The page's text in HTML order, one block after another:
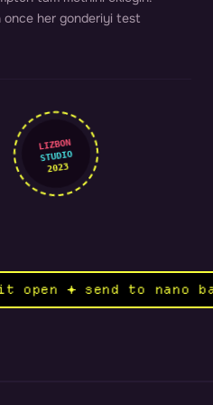
once her gonderiyi test
LIZBON
STUDIO
2023
it open ✦ send to